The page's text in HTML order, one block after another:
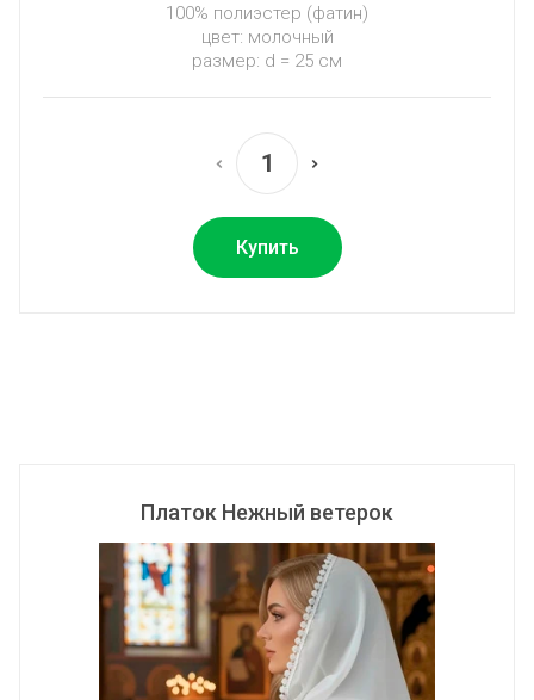
100% полиэстер (фатин)
цвет: молочный
размер: d = 25 см
Купить
Платок Нежный ветерок